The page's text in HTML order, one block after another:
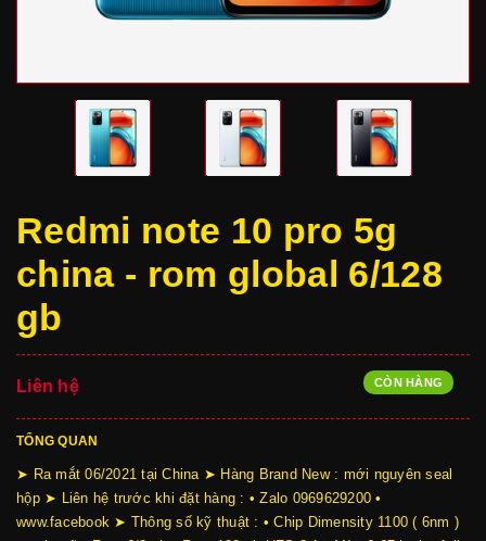
Redmi note 10 pro 5g
china - rom global 6/128
gb
Liên hệ CÒN HÀNG
TỔNG QUAN
➤ Ra mắt 06/2021 tại China ➤ Hàng Brand New : mới nguyên seal
hộp ➤ Liên hệ trước khi đặt hàng : • Zalo 0969629200 •
www.facebook ➤ Thông số kỹ thuật : • Chip Dimensity 1100 ( 6nm )